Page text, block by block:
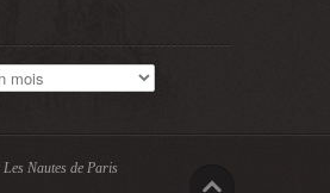
Les Nautes de Paris